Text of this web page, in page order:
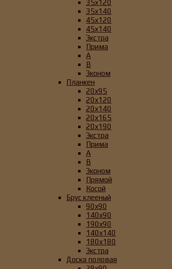
35x120
35x140
45x120
45x140
Экстра
Прима
А
B
Эконом
Планкен
20x95
20x120
20x140
20x165
20x190
Экстра
Прима
А
B
Эконом
Прямой
Косой
Брус клееный
90x90
140x90
190x90
140x140
180x180
Экстра
Доска половая